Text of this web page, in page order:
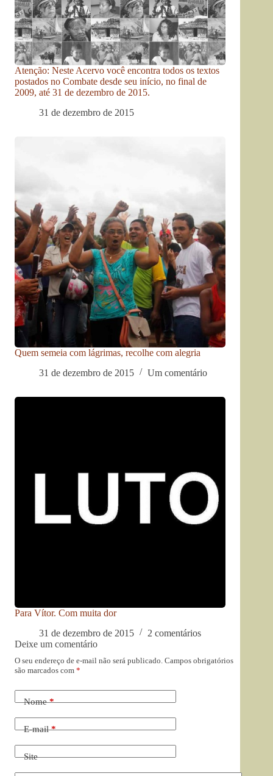
Atenção: Neste Acervo você encontra todos os textos
postados no Combate desde seu início, no final de
2009, até 31 de dezembro de 2015.
31 de dezembro de 2015
Quem semeia com lágrimas, recolhe com alegria
31 de dezembro de 2015
Um comentário
Para Vítor. Com muita dor
31 de dezembro de 2015
2 comentários
Deixe um comentário
O seu endereço de e-mail não será publicado. Campos obrigatórios
são marcados com *
Nome*
E-mail*
Site